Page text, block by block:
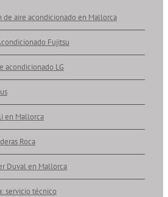
de aire acondicionado en Mallorca
Fujitsu
acondicionado LG
en Mallorca
Roca
Duval en Mallorca
servicio técnico